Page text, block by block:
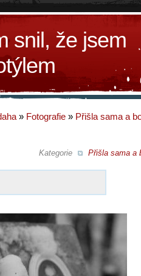
snil, že jsem
» Fotografie » Přišla sama a
Kategorie Přišla sama a